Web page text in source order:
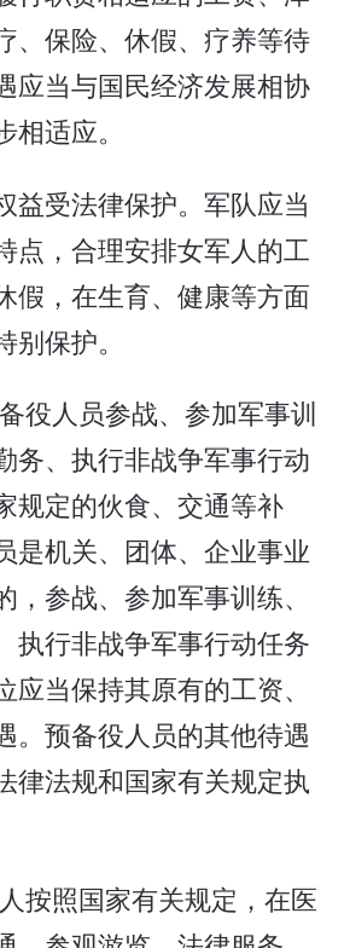
、保险、休假、疗养等待
应当与国民经济发展相协
适应。
益受法律保护。军队应当
点，合理安排女军人的工
假，在生育、健康等方面
保护。
役人员参战、参加军事训
务、执行非战争军事行动
规定的伙食、交通等补
是机关、团体、企业事业
，参战、参加军事训练、
执行非战争军事行动任务
应当保持其原有的工资、
。预备役人员的其他待遇
律法规和国家有关规定执
按照国家有关规定，在医